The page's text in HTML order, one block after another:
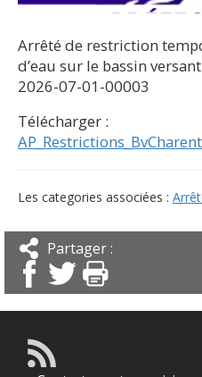
Arrêté de restriction
d’eau sur le bassin
2026-07-01-00003
Télécharger :
Les categories associées :
Partager :